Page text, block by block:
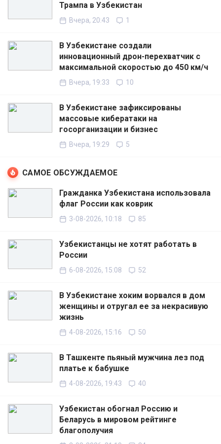
Трампа в Узбекистан
Вчера, 20:43 1
В Узбекистане создали
инновационный дрон-перехватчик с
максимальной скоростью до 450 км/ч
Вчера, 19:33 10
В Узбекистане зафиксированы
массовые кибератаки на
госорганизации и бизнес
Вчера, 19:29 5
САМОЕ ОБСУЖДАЕМОЕ
Гражданка Узбекистана использовала
флаг России как коврик
3-08-2026, 10:18 85
Узбекистанцы не хотят работать в
России
6-08-2026, 15:08 52
В Узбекистане хоким ворвался в дом
женщины и отругал ее за некрасивую
жизнь
4-08-2026, 15:16 50
В Ташкенте пьяный мужчина лез под
платье к бабушке
4-08-2026, 19:43 40
Узбекистан обогнал Россию и
Беларусь в мировом рейтинге
благополучия